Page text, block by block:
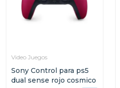
Video Juegos
Sony Control para ps5
dual sense rojo cosmico